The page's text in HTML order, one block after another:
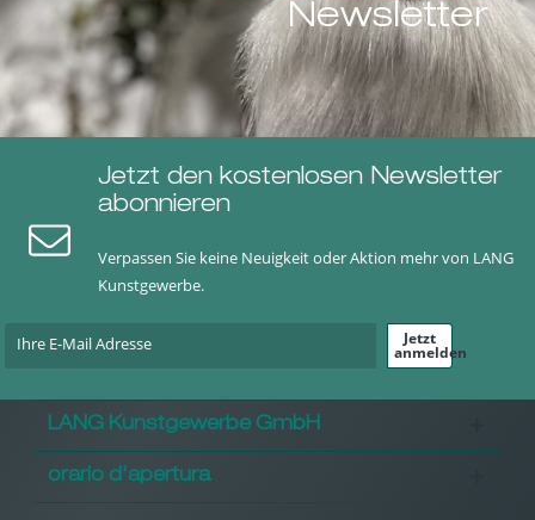
Newsletter
Jetzt den kostenlosen Newsletter
abonnieren
Verpassen Sie keine Neuigkeit oder Aktion mehr von LANG
Kunstgewerbe.
Jetzt
anmelden
LANG Kunstgewerbe GmbH
orario d'apertura